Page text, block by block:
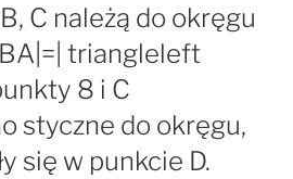
C należą do okręgu
triangleleft
8 i C
styczne do okręgu,
się w punkcie D.